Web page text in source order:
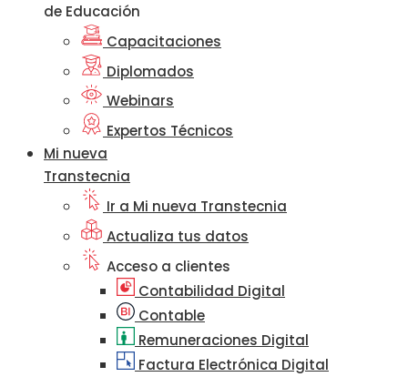
de Educación
Capacitaciones
Diplomados
Webinars
Expertos Técnicos
Mi nueva
Transtecnia
Ir a Mi nueva Transtecnia
Actualiza tus datos
Acceso a clientes
Contabilidad Digital
Contable
Remuneraciones Digital
Factura Electrónica Digital